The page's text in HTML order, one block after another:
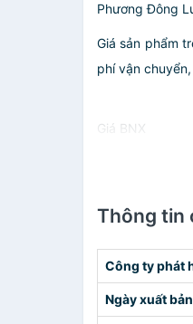
Phương Đông
Giá sản phẩm
phí vận
Giá BNX
Thông tin
Công ty phát
Ngày xuất bản